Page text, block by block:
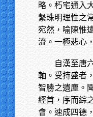
略。朽宅通入
繫珠明理性之
宛然，喻陳惟
流。一極悲心
自漢至唐
軸。受持盛者
智勝之遺塵。
經首，序而綜
會。速成四德